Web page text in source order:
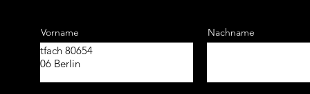
Vorname Nachname
Postfach 80654
10006 Berlin